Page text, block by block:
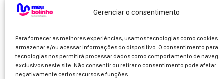
Gerenciar o consentimento
Para fornecer as melhores experiências, usamos tecnologias como cookies
armazenar e/ou acessar informações do dispositivo. O consentimento
tecnologias nos permitirá processar dados como comportamento de
exclusivos neste site. Não consentir ou retirar o consentimento pode afetar
negativamente certos recursos e funções.